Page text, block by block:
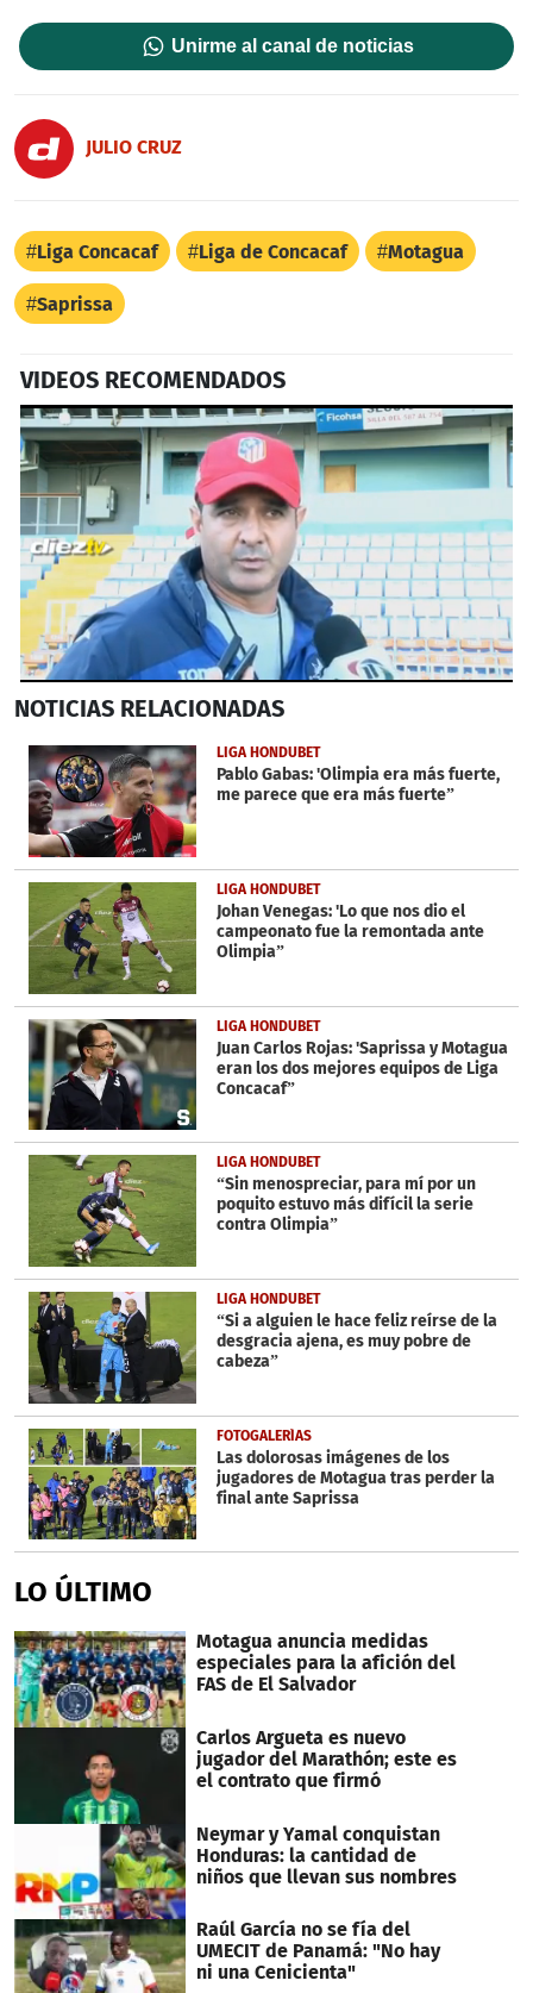
Unirme al canal de noticias
JULIO CRUZ
Liga Concacaf Liga de Concacaf Motagua
Saprissa
VIDEOS RECOMENDADOS
seconds
36
seconds
NOTICIAS RELACIONADAS
LIGA HONDUBET
Pablo Gabas: 'Olimpia era más fuerte,
me parece que era más fuerte”
LIGA HONDUBET
Johan Venegas: 'Lo que nos dio el
campeonato fue la remontada ante
Olimpia”
LIGA HONDUBET
Juan Carlos Rojas: 'Saprissa y Motagua
eran los dos mejores equipos de Liga
Concacaf”
LIGA HONDUBET
“Sin menospreciar, para mí por un
poquito estuvo más difícil la serie
contra Olimpia”
LIGA HONDUBET
“Si a alguien le hace feliz reírse de la
desgracia ajena, es muy pobre de
cabeza”
FOTOGALERÍAS
Las dolorosas imágenes de los
jugadores de Motagua tras perder la
final ante Saprissa
LO ÚLTIMO
Motagua anuncia medidas
especiales para la afición del
FAS de El Salvador
Carlos Argueta es nuevo
jugador del Marathón; este es
el contrato que firmó
Neymar y Yamal conquistan
Honduras: la cantidad de
niños que llevan sus nombres
Raúl García no se fía del
UMECIT de Panamá: "No hay
ni una Cenicienta"